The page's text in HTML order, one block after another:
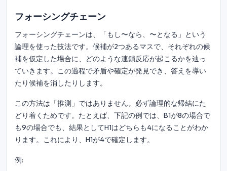
フォーシングチェーン
フォーシングチェーンは、「もし〜なら、〜となる」という
論理を使った技法です。候補が2つあるマスで、それぞれの候
補を仮定した場合に、どのような連鎖反応が起こるかを辿っ
ていきます。この過程で矛盾や確定が発見でき、答えを導い
たり候補を消したりします。
この方法は「推測」ではありません。必ず論理的な帰結にた
どり着くためです。たとえば、下記の例では、B1が8の場合で
も9の場合でも、結果としてH1はどちらも4になることがわか
ります。これにより、H1が4で確定します。
例: